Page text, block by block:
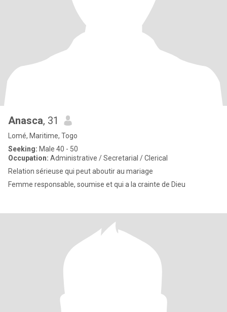
Anasca, 31
Lomé, Maritime, Togo
Seeking: Male 40 - 50
Occupation: Administrative / Secretarial / Clerical
Relation sérieuse qui peut aboutir au mariage
Femme responsable, soumise et qui a la crainte de Dieu